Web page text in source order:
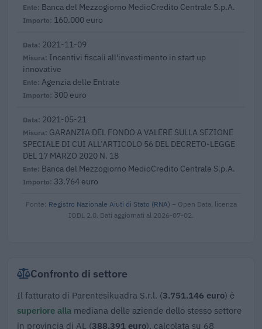
Banca del Mezzogiorno MedioCredito Centrale S.p.A.
160.000 euro
2021-11-09
Incentivi fiscali all'investimento in start up
innovative
Agenzia delle Entrate
300 euro
2021-05-21
GARANZIA DEL FONDO A VALERE SULLA SEZIONE
SPECIALE DI CUI ALL’ARTICOLO 56 DEL DECRETO-LEGGE
DEL 17 MARZO 2020 N. 18
Banca del Mezzogiorno MedioCredito Centrale S.p.A.
33.764 euro
Fonte: Registro Nazionale Aiuti di Stato (RNA) – Open Data, licenza
IODL 2.0. Dati aggiornati al 2026-07-02.
Confronto di settore
Il fatturato di Parentesikuadra S.r.l. (3.751.146 euro) è
superiore alla mediana delle aziende dello stesso settore
in provincia di AL (388.391 euro), calcolata su 68